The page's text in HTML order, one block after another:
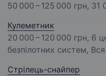
50 000 – 125 000 грн, 31
Кулеметник
20 000 – 120 000 грн, 6
безпілотних систем, Вся
Стрілець-снайпер